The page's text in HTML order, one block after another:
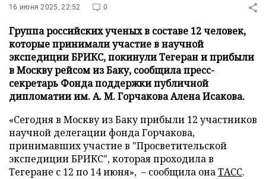
16 июня 2025, 22:52 0
Группа российских ученых в составе 12 человек,
которые принимали участие в научной
экспедиции БРИКС, покинули Тегеран и прибыли
в Москву рейсом из Баку, сообщила пресс-
секретарь Фонда поддержки публичной
дипломатии им. А. М. Горчакова Алена Исакова.
«Сегодня в Москву из Баку прибыли 12 участников
научной делегации фонда Горчакова,
принимавших участие в "Просветительской
экспедиции БРИКС", которая проходила в
Тегеране с 12 по 14 июня», – сообщила онаТАСС.